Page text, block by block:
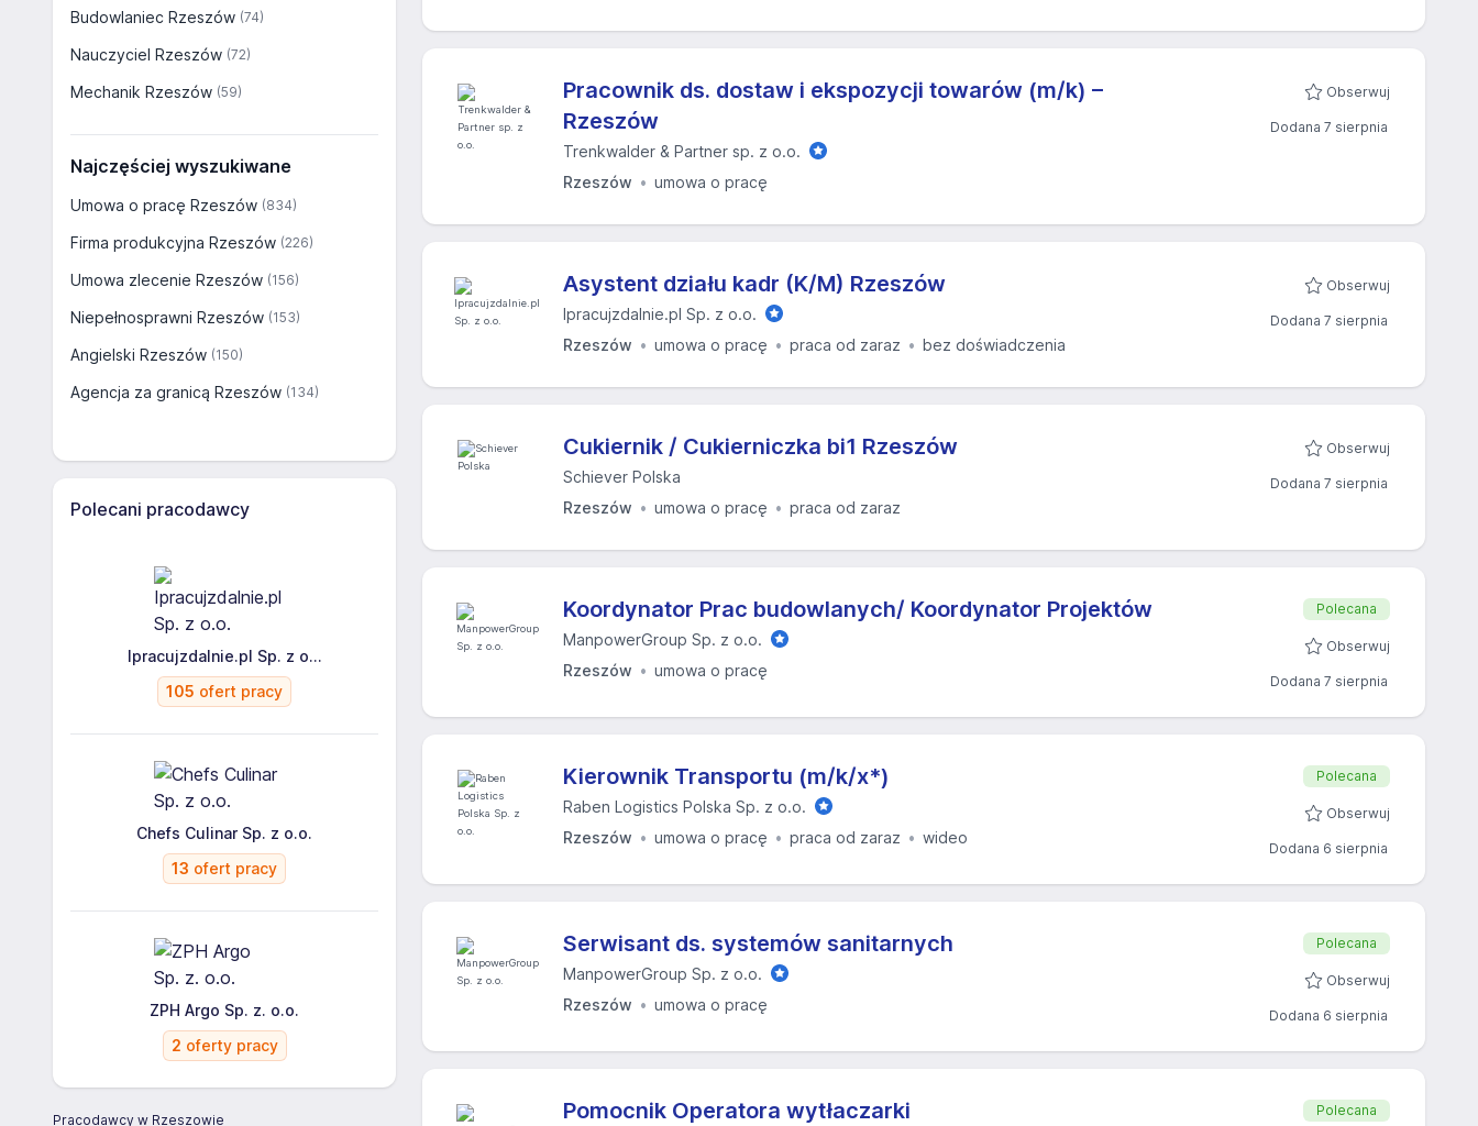
Budowlaniec Rzeszów (74)
Nauczyciel Rzeszów (72)
Mechanik Rzeszów (59)
Najczęściej wyszukiwane
Umowa o pracę Rzeszów (834)
Firma produkcyjna Rzeszów (226)
Umowa zlecenie Rzeszów (156)
Niepełnosprawni Rzeszów (153)
Angielski Rzeszów (150)
Agencja za granicą Rzeszów (134)
Polecani pracodawcy
Ipracujzdalnie.pl Sp. z o...
105 ofert pracy
Chefs Culinar Sp. z o.o.
13 ofert pracy
ZPH Argo Sp. z. o.o.
2 oferty pracy
Pracodawcy w Rzeszowie
Pracownik ds. dostaw i ekspozycji towarów (m/k) –
Rzeszów
Trenkwalder & Partner sp. z o.o.
Rzeszów
umowa o pracę
Obserwuj
Dodana 7 sierpnia
Asystent działu kadr (K/M) Rzeszów
Ipracujzdalnie.pl Sp. z o.o.
Rzeszów
umowa o pracę praca od zaraz bez doświadczenia
Obserwuj
Dodana 7 sierpnia
Cukiernik / Cukierniczka bi1 Rzeszów
Schiever Polska
Rzeszów
umowa o pracę praca od zaraz
Obserwuj
Dodana 7 sierpnia
Koordynator Prac budowlanych/ Koordynator Projektów
ManpowerGroup Sp. z o.o.
Rzeszów
umowa o pracę
Polecana
Obserwuj
Dodana 7 sierpnia
Kierownik Transportu (m/k/x*)
Raben Logistics Polska Sp. z o.o.
Rzeszów
umowa o pracę praca od zaraz wideo
Polecana
Obserwuj
Dodana 6 sierpnia
Serwisant ds. systemów sanitarnych
ManpowerGroup Sp. z o.o.
Rzeszów
umowa o pracę
Polecana
Obserwuj
Dodana 6 sierpnia
Pomocnik Operatora wytłaczarki Polecana